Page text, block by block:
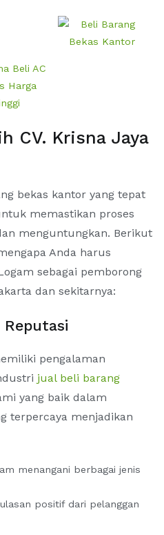
CV. Krisna Jaya
bekas kantor yang tepat
memastikan proses
menguntungkan. Berikut
Anda harus
sebagai pemborong
dan sekitarnya:
Reputasi
pengalaman
jual beli barang
yang baik dalam
terpercaya menjadikan
menangani berbagai jenis
positif dari pelanggan